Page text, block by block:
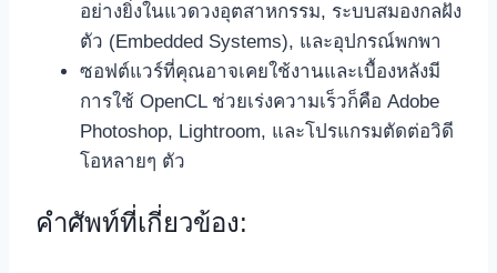
อย่างยิ่งในแวดวงอุตสาหกรรม, ระบบสมองกลฝัง
ตัว (Embedded Systems), และอุปกรณ์พกพา
ซอฟต์แวร์ที่คุณอาจเคยใช้งานและเบื้องหลังมี
การใช้ OpenCL ช่วยเร่งความเร็วก็คือ Adobe
Photoshop, Lightroom, และโปรแกรมตัดต่อวิดี
โอหลายๆ ตัว
คำศัพท์ที่เกี่ยวข้อง: